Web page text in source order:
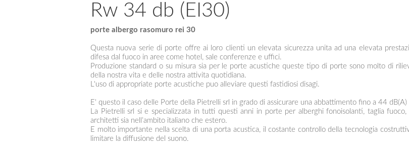
Rw 34 db (EI30)
porte albergo rasomuro rei 30
Questa nuova serie di porte offre ai loro clienti un elevata sicurezza unita ad una elevata
difesa dal fuoco in aree come hotel, sale conferenze e uffici.
Produzione standard o su misura sia per le porte acustiche queste tipo di porte sono molto di
della nostra vita e delle nostra attivita quotidiana.
L'uso di appropriate porte acustiche puo alleviare questi fastidiosi disagi.
E' questo il caso delle Porte della Pietrelli srl in grado di assicurare una abbattimento fino a 44
La Pietrelli srl si e specializzata in tutti questi anni in porte per alberghi fonoisolanti, taglia
architetti sia nell’ambito italiano che estero.
E molto importante nella scelta di una porta acustica, il costante controllo della tecnologia
limitare la diffusione del suono.